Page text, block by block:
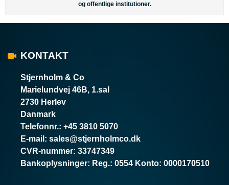
og offentlige institutioner.
KONTAKT
Stjernholm & Co
Marielundvej 46B, 1.sal
2730 Herlev
Danmark
Telefonnr.: +45 3810 5070
E-mail : sales@stjernholmco.dk
CVR-nummer: 33747349
Bankoplysninger: Reg.: 0554 Konto: 0000170510